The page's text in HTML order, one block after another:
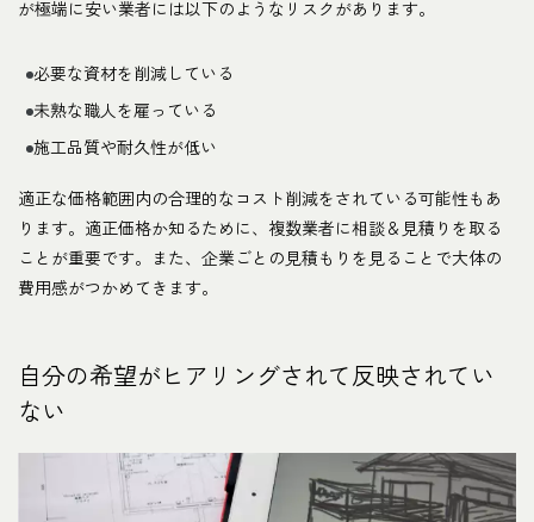
が極端に安い業者には以下のようなリスクがあります。
必要な資材を削減している
未熟な職人を雇っている
施工品質や耐久性が低い
適正な価格範囲内の合理的なコスト削減をされている可能性もあ
ります。適正価格か知るために、複数業者に相談＆見積りを取る
ことが重要です。また、企業ごとの見積もりを見ることで大体の
費用感がつかめてきます。
自分の希望がヒアリングされて反映されてい
ない